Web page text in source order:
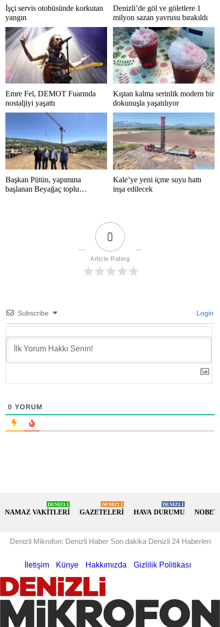
İşçi servis otobüsünde korkutan
yangın
Denizli’de göl ve göletlere 1
milyon sazan yavrusu bırakıldı
Emre Fel, DEMOT Fuarında
nostaljiyi yaşattı
Kıştan kalma serinlik modern bir
dokunuşla yaşatılıyor
Başkan Pütün, yapımına
başlanan Beyağaç toplu
Kale’ye yeni içme suyu hattı
inşa edilecek
0
Article Rating
Subscribe Login
0 YORUM
NAMAZ VAKİTLERİ
DENİZLİ
GAZETELERİ
DENİZLİ
HAVA DURUMU
DENİZLİ
Denizli Mikrofon: Denizli Haber Son dakika Denizli 24 Haberleri
İletişim Künye Hakkımızda Gizlilik Politikası